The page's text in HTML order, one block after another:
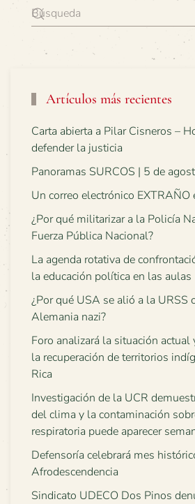
Artículos más recientes
Carta abierta a Pilar Cisneros –
defender la justicia
Panoramas SURCOS | 5 de
Un correo electrónico EXTRAÑO
¿Por qué militarizar a la Policía
Fuerza Pública Nacional?
La agenda rotativa de
la educación política en las aulas
¿Por qué USA se alió a la URSS
Alemania nazi?
Foro analizará la situación
la recuperación de territorios
Rica
Investigación de la UCR
del clima y la contaminación
respiratoria puede aparecer
Defensoría celebrará mes
Afrodescendencia
Sindicato UDECO Dos Pinos